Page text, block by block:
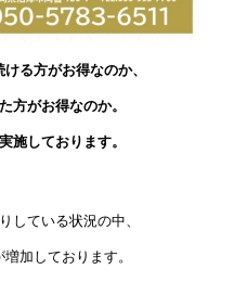
る⽅がお得なのか、
⽅がお得なのか。
施しております。
している状況の中、
加しております。